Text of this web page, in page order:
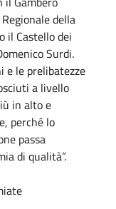
della
il Castello dei
Surdi.
e le prelibatezze
a livello
in alto e
perché lo
passa
di qualità”.